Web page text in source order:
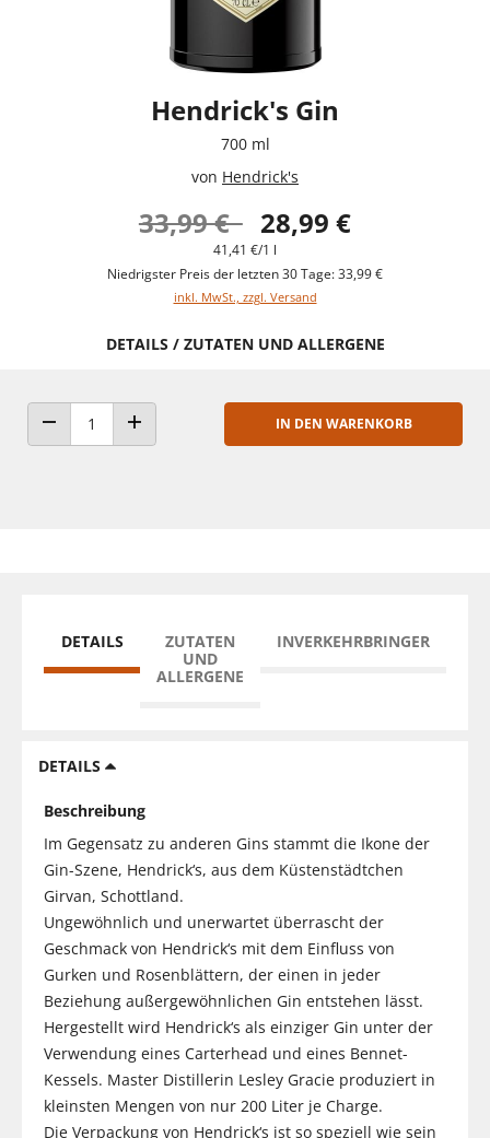
Hendrick's Gin
700 ml
von Hendrick's
33,99 € 28,99 €
41,41 €/1 l
Niedrigster Preis der letzten 30 Tage: 33,99 €
inkl. MwSt., zzgl. Versand
DETAILS / ZUTATEN UND ALLERGENE
ANZAHL VERRINGERNANZAHL ERHÖHEN
IN DEN WARENKORB
DETAILS
ZUTATEN
UND
ALLERGENE
INVERKEHRBRINGER
DETAILS
Beschreibung
Im Gegensatz zu anderen Gins stammt die Ikone der
Gin-Szene, Hendrick‘s, aus dem Küstenstädtchen
Girvan, Schottland.
Ungewöhnlich und unerwartet überrascht der
Geschmack von Hendrick‘s mit dem Einfluss von
Gurken und Rosenblättern, der einen in jeder
Beziehung außergewöhnlichen Gin entstehen lässt.
Hergestellt wird Hendrick‘s als einziger Gin unter der
Verwendung eines Carterhead und eines Bennet-
Kessels. Master Distillerin Lesley Gracie produziert in
kleinsten Mengen von nur 200 Liter je Charge.
Die Verpackung von Hendrick‘s ist so speziell wie sein